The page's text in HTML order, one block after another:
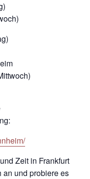
Zeit in Frankfurt
und probiere es